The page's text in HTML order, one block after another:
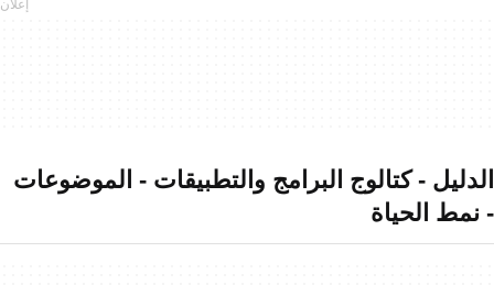
الدليل - كتالوج البرامج والتطبيقات - الموضوعات
- نمط الحياة